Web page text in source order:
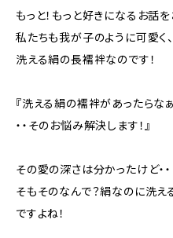
もっと！もっと好きになるお話
私たちも我が子のように可愛く
洗える絹の長襦袢なのです！
『洗える絹の襦袢があったらな
・・そのお悩み解決します！』
その愛の深さは分かったけど・・
そもそのなんで？絹なのに洗え
ですよね！